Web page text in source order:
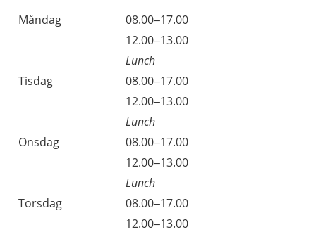
Dag
Öppettider
Kommentarer
Måndag
08.00–17.00
12.00–13.00
Lunch
Tisdag
08.00–17.00
12.00–13.00
Lunch
Onsdag
08.00–17.00
12.00–13.00
Lunch
Torsdag
08.00–17.00
12.00–13.00